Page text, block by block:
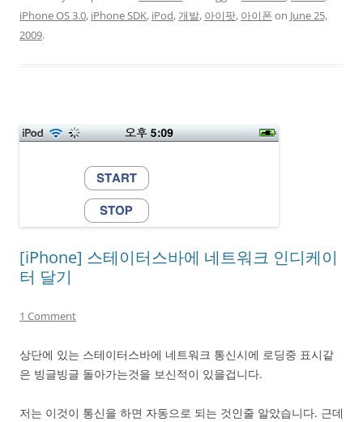
iPhone OS 3.0, iPhone SDK, iPod,개발, 아이팟, 아이폰 on June 25,
2009.
[iPhone] 스테이터스바에 네트워크 인디케이
터 달기
1 Comment
상단에 있는 스테이터스바에 네트워크 통신시에 로딩중 표시같
은 빙글빙글 돌아가는것을 보신적이 있을겁니다.
저는 이것이 통신을 하면 자동으로 되는 것인줄 알았습니다. 근데